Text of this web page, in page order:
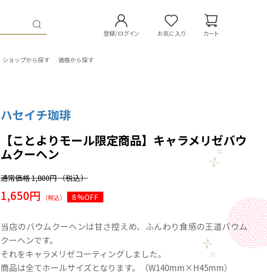
登録/ログイン お気に入り カート
ショップから探す 価格から探す
ハセイチ珈琲
【ことよりモール限定商品】キャラメリゼバウ
ムクーヘン
通常価格1,800円（税込）
1,650円 （税込） 8 %OFF
当店のバウムクーヘンは甘さ控えめ、ふんわり食感の王道バウム
クーヘンです。
それをキャラメリゼコーティングしました。
商品は全てホールサイズとなります。（W140mm×H45mm）